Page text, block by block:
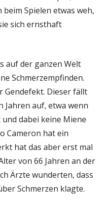
Spielen etwas weh,
sich ernsthaft
auf der ganzen Welt
Schmerzempfinden.
Gendefekt. Dieser fällt
Jahren auf, etwa wenn
dabei keine Miene
Cameron hat ein
hat das aber erst mal
von 66 Jahren an der
Ärzte wunderten, dass
Schmerzen klagte.